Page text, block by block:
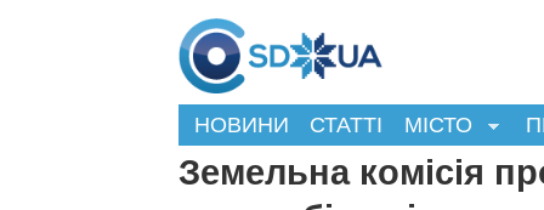
НОВИНИ СТАТТІ МІСТО
Земельна комісія